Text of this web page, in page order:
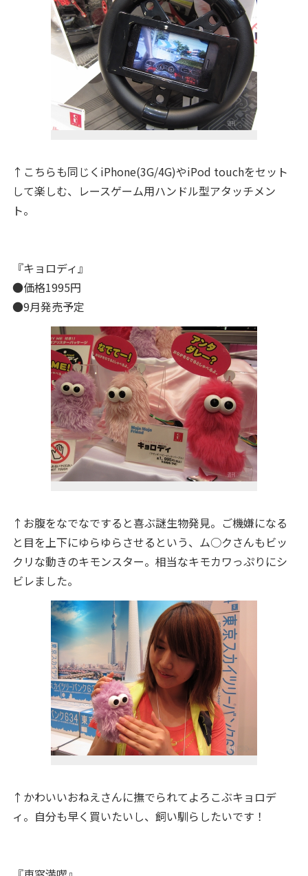
↑こちらも同じくiPhone(3G/4G)やiPod touchをセット
して楽しむ、レースゲーム用ハンドル型アタッチメン
ト。
『キョロディ』
●価格1995円
●9月発売予定
↑お腹をなでなですると喜ぶ謎生物発見。ご機嫌になる
と目を上下にゆらゆらさせるという、ム○クさんもビッ
クリな動きのキモンスター。相当なキモカワっぷりにシ
ビレました。
↑かわいいおねえさんに撫でられてよろこぶキョロデ
ィ。自分も早く買いたいし、飼い馴らしたいです！